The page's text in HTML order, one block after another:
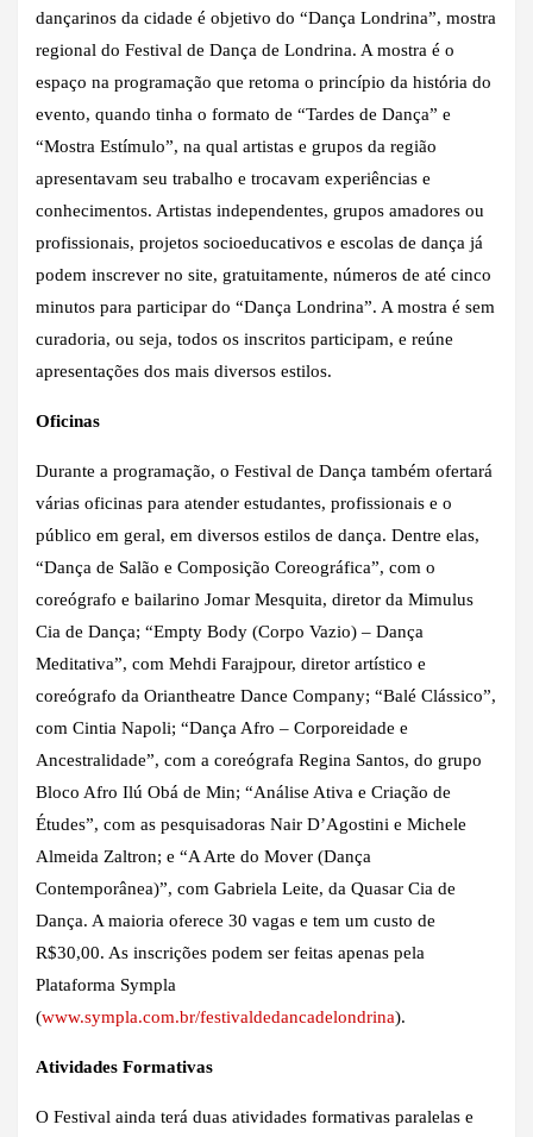
dançarinos da cidade é objetivo do “Dança Londrina”, mostra
regional do Festival de Dança de Londrina. A mostra é o
espaço na programação que retoma o princípio da história do
evento, quando tinha o formato de “Tardes de Dança” e
“Mostra Estímulo”, na qual artistas e grupos da região
apresentavam seu trabalho e trocavam experiências e
conhecimentos. Artistas independentes, grupos amadores ou
profissionais, projetos socioeducativos e escolas de dança já
podem inscrever no site, gratuitamente, números de até cinco
minutos para participar do “Dança Londrina”. A mostra é sem
curadoria, ou seja, todos os inscritos participam, e reúne
apresentações dos mais diversos estilos.
Oficinas
Durante a programação, o Festival de Dança também ofertará
várias oficinas para atender estudantes, profissionais e o
público em geral, em diversos estilos de dança. Dentre elas,
“Dança de Salão e Composição Coreográfica”, com o
coreógrafo e bailarino Jomar Mesquita, diretor da Mimulus
Cia de Dança; “Empty Body (Corpo Vazio) – Dança
Meditativa”, com Mehdi Farajpour, diretor artístico e
coreógrafo da Oriantheatre Dance Company; “Balé Clássico”,
com Cintia Napoli; “Dança Afro – Corporeidade e
Ancestralidade”, com a coreógrafa Regina Santos, do grupo
Bloco Afro Ilú Obá de Min; “Análise Ativa e Criação de
Études”, com as pesquisadoras Nair D’Agostini e Michele
Almeida Zaltron; e “A Arte do Mover (Dança
Contemporânea)”, com Gabriela Leite, da Quasar Cia de
Dança. A maioria oferece 30 vagas e tem um custo de
R$30,00. As inscrições podem ser feitas apenas pela
Plataforma Sympla
(www.sympla.com.br/festivaldedancadelondrina).
Atividades Formativas
O Festival ainda terá duas atividades formativas paralelas e